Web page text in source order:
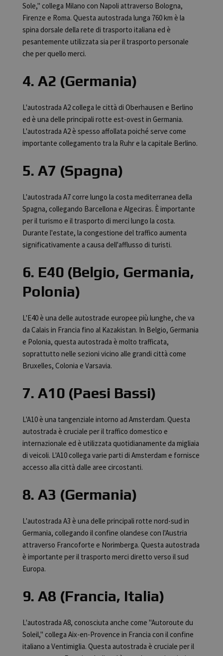
Sole," collega Milano con Napoli attraverso Bologna,
Firenze e Roma. Questa autostrada lunga 760 km è la
spina dorsale della rete di trasporto italiana ed è
pesantemente utilizzata sia per il trasporto personale
che per quello merci.
4. A2 (Germania)
L'autostrada A2 collega le città di Oberhausen e Berlino
ed è una delle principali rotte est-ovest in Germania.
L'autostrada A2 è spesso affollata poiché serve come
importante collegamento tra la Ruhr e la capitale Berlino.
5. A7 (Spagna)
L'autostrada A7 corre lungo la costa mediterranea della
Spagna, collegando Barcellona e Algeciras. È importante
per il turismo e il trasporto di merci lungo la costa.
Durante l'estate, la congestione del traffico aumenta
significativamente a causa dell'afflusso di turisti.
6. E40 (Belgio, Germania,
Polonia)
L'E40 è una delle autostrade europee più lunghe, che va
da Calais in Francia fino al Kazakistan. In Belgio, Germania
e Polonia, questa autostrada è molto trafficata,
soprattutto nelle sezioni vicino alle grandi città come
Bruxelles, Colonia e Varsavia.
7. A10 (Paesi Bassi)
L'A10 è una tangenziale intorno ad Amsterdam. Questa
autostrada è cruciale per il traffico domestico e
internazionale ed è utilizzata quotidianamente da migliaia
di veicoli. L'A10 collega varie parti di Amsterdam e fornisce
accesso alla città dalle aree circostanti.
8. A3 (Germania)
L'autostrada A3 è una delle principali rotte nord-sud in
Germania, collegando il confine olandese con l'Austria
attraverso Francoforte e Norimberga. Questa autostrada
è importante per il trasporto merci diretto verso il sud
Europa.
9. A8 (Francia, Italia)
L'autostrada A8, conosciuta anche come "Autoroute du
Soleil," collega Aix-en-Provence in Francia con il confine
italiano a Ventimiglia. Questa autostrada è cruciale per il